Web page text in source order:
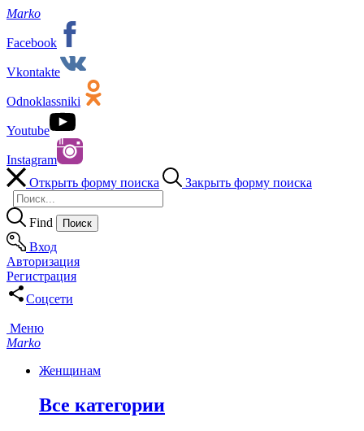
Marko
Facebook
Vkontakte
Odnoklassniki
Youtube
Instagram
Открыть форму поиска
Закрыть форму поиска
Find
Вход
Авторизация
Регистрация
Соцсети
Меню
Marko
Женщинам
Все категории